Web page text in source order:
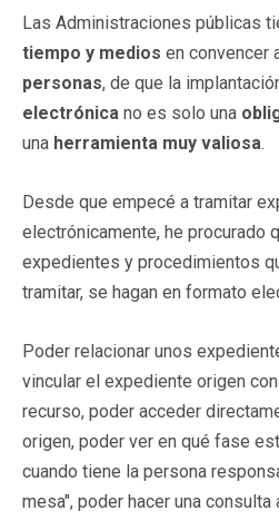
Las Administraciones públicas
tiempo y medios en convencer
personas, de que la
electrónica no es solo una
una herramienta muy valiosa.
Desde que empecé a tramitar
electrónicamente, he procurado
expedientes y procedimientos
tramitar, se hagan en formato
Poder relacionar unos
vincular el expediente origen
recurso, poder acceder
origen, poder ver en qué fase
cuando tiene la persona
mesa", poder hacer una consulta